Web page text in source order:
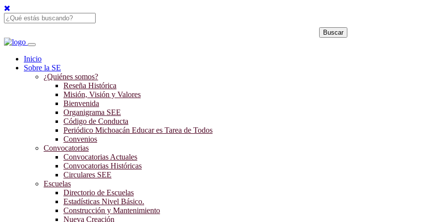
Inicio
Sobre la SE
¿Quiénes somos?
Reseña Histórica
Misión, Visión y Valores
Bienvenida
Organigrama SEE
Código de Conducta
Periódico Michoacán Educar es Tarea de Todos
Convenios
Convocatorias
Convocatorias Actuales
Convocatorias Históricas
Circulares SEE
Escuelas
Directorio de Escuelas
Estadísticas Nivel Básico.
Construcción y Mantenimiento
Nueva Creación